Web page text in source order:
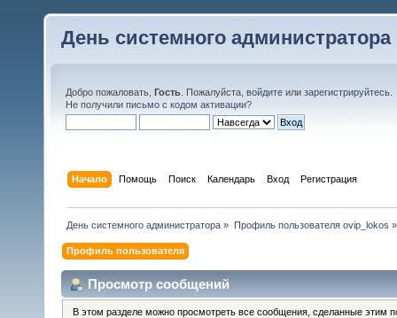
День системного администратора
Добро пожаловать, Гость . Пожалуйста, войдите или зарегистрируйтесь
Не получили письмо с кодом активации?
Начало Помощь Поиск Календарь Вход Регистрация
День системного администратора » Профиль пользователя ovip_lokos »
Профиль пользователя
Просмотр сообщений
В этом разделе можно просмотреть все сообщения, сделанные этим